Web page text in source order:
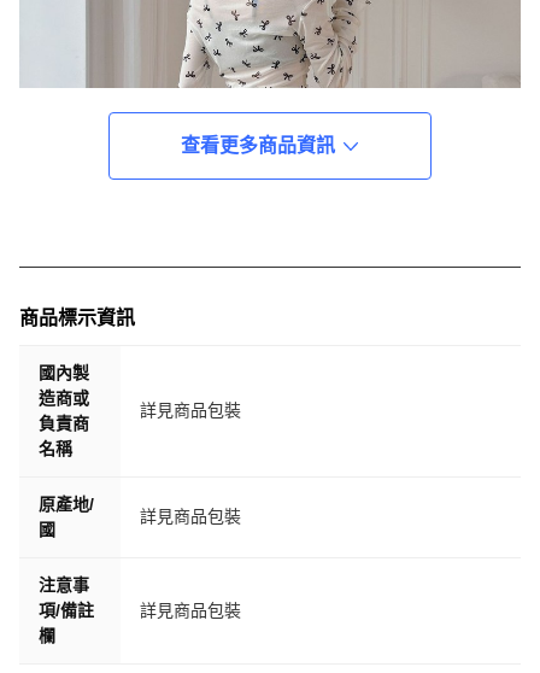
查看更多商品資訊
商品標示資訊
國內製
造商或
負責商
名稱
詳見商品包裝
原產地/
國
詳見商品包裝
注意事
項/備註
欄
詳見商品包裝